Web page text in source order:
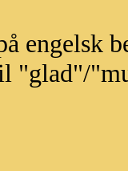
engelsk
"glad"/